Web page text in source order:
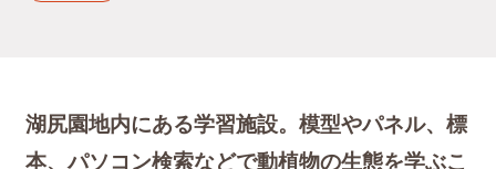
湖尻園地内にある学習施設。模型やパネル、標
本、パソコン検索などで動植物の生態を学ぶこ